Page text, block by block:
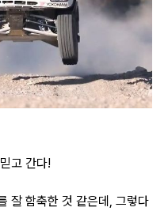
고 간다!
잘 함축한 것 같은데, 그렇다